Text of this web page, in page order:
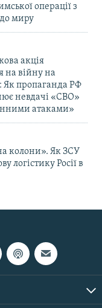
операції з
до миру
акція
на війну на
пропаганда РФ
невдачі «СВО»
атаками»
колони». Як ЗСУ
логістику Росії в